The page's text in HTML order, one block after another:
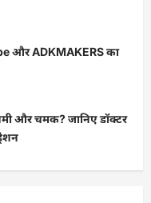
और ADKMAKERS का
और चमक? जानिए डॉक्टर